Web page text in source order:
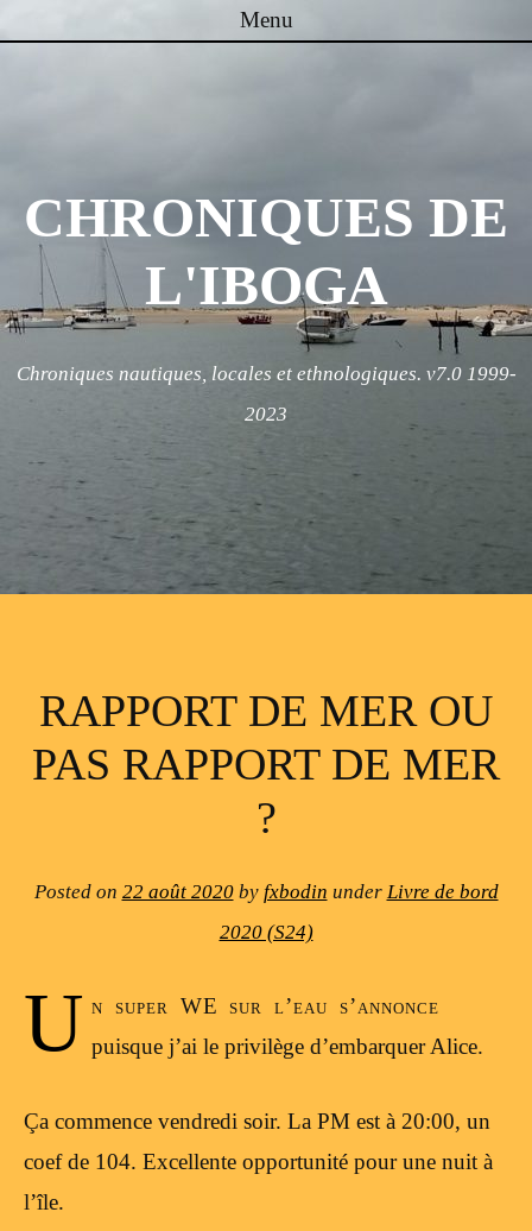
Menu
CHRONIQUES DE
L'IBOGA
Chroniques nautiques, locales et ethnologiques. v7.0 1999-
2023
RAPPORT DE MER OU
PAS RAPPORT DE MER
?
Posted on 22 août 2020by fxbodin under Livre de bord
2020 (S24)
U n super WE sur l’eau s’annonce
puisque j’ai le privilège d’embarquer Alice.
Ça commence vendredi soir. La PM est à 20:00, un
coef de 104. Excellente opportunité pour une nuit à
l’île.